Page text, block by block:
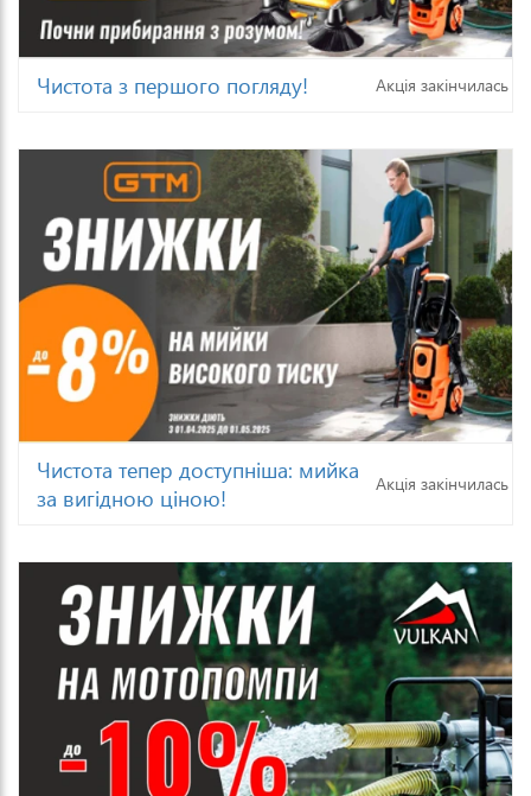
Чистота з першого погляду! Акція закінчилась
Чистота тепер доступніша: мийка
за вигідною ціною!
Акція закінчилась